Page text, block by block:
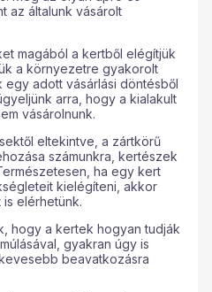
az általunk vásárolt
magából a kertből elégítjük
a környezetre gyakorolt
egy adott vásárlási döntésből
arra, hogy a kialakult
vásárolnunk.
eltekintve, a zártkörű
számunkra, kertészek
ha egy kert
kielégíteni, akkor
elérhetünk.
hogy a kertek hogyan tudják
gyakran úgy is
beavatkozásra